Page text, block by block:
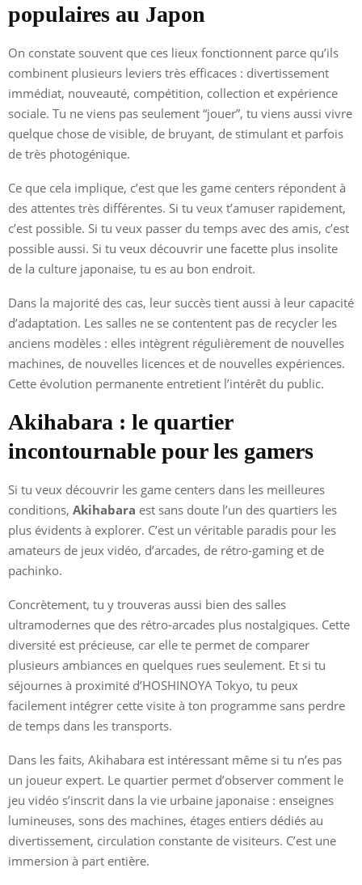
populaires au Japon
On constate souvent que ces lieux fonctionnent parce qu’ils
combinent plusieurs leviers très efficaces : divertissement
immédiat, nouveauté, compétition, collection et expérience
sociale. Tu ne viens pas seulement “jouer”, tu viens aussi vivre
quelque chose de visible, de bruyant, de stimulant et parfois
de très photogénique.
Ce que cela implique, c’est que les game centers répondent à
des attentes très différentes. Si tu veux t’amuser rapidement,
c’est possible. Si tu veux passer du temps avec des amis, c’est
possible aussi. Si tu veux découvrir une facette plus insolite
de la culture japonaise, tu es au bon endroit.
Dans la majorité des cas, leur succès tient aussi à leur capacité
d’adaptation. Les salles ne se contentent pas de recycler les
anciens modèles : elles intègrent régulièrement de nouvelles
machines, de nouvelles licences et de nouvelles expériences.
Cette évolution permanente entretient l’intérêt du public.
Akihabara : le quartier
incontournable pour les gamers
Si tu veux découvrir les game centers dans les meilleures
conditions, Akihabara est sans doute l’un des quartiers les
plus évidents à explorer. C’est un véritable paradis pour les
amateurs de jeux vidéo, d’arcades, de rétro-gaming et de
pachinko.
Concrètement, tu y trouveras aussi bien des salles
ultramodernes que des rétro-arcades plus nostalgiques. Cette
diversité est précieuse, car elle te permet de comparer
plusieurs ambiances en quelques rues seulement. Et si tu
séjournes à proximité d’HOSHINOYA Tokyo, tu peux
facilement intégrer cette visite à ton programme sans perdre
de temps dans les transports.
Dans les faits, Akihabara est intéressant même si tu n’es pas
un joueur expert. Le quartier permet d’observer comment le
jeu vidéo s’inscrit dans la vie urbaine japonaise : enseignes
lumineuses, sons des machines, étages entiers dédiés au
divertissement, circulation constante de visiteurs. C’est une
immersion à part entière.